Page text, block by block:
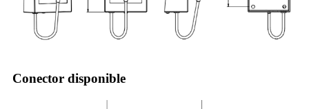
Conector disponible